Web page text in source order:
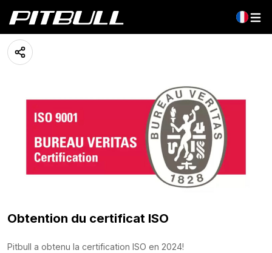
Certification ISO
Obtention du certificat ISO
Pitbull a obtenu la certification ISO en 2024!